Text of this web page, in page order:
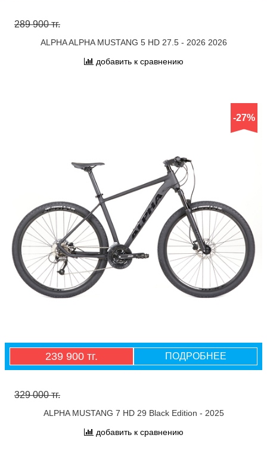
289 900 тг.
ALPHA ALPHA MUSTANG 5 HD 27.5 - 2026 2026
добавить к сравнению
-27%
239 900 тг. ПОДРОБНЕЕ
329 000 тг.
ALPHA MUSTANG 7 HD 29 Black Edition - 2025
добавить к сравнению